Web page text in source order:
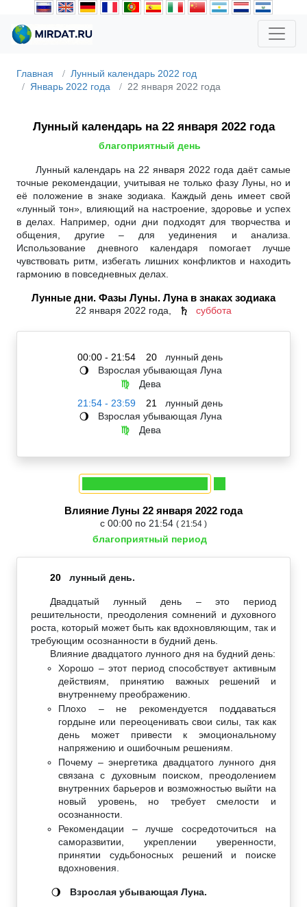
Главная
Лунный календарь 2022 год
Январь 2022 года
22 января 2022 года
Лунный календарь на 22 января 2022 года
благоприятный день
Лунный календарь на 22 января 2022 года даёт самые
точные рекомендации, учитывая не только фазу Луны, но и
её положение в знаке зодиака. Каждый день имеет свой
«лунный тон», влияющий на настроение, здоровье и успех
в делах. Например, одни дни подходят для творчества и
общения, другие – для уединения и анализа.
Использование дневного календаря помогает лучше
чувствовать ритм, избегать лишних конфликтов и находить
гармонию в повседневных делах.
Лунные дни. Фазы Луны. Луна в знаках зодиака
22 января 2022 года, ♄ суббота
00:00 - 21:54 20 лунный день
🌖 Взрослая убывающая Луна
♍
Дева
21:54 - 23:59
21 лунный день
🌖 Взрослая убывающая Луна
♍ Дева
Влияние Луны 22 января 2022 года
с 00:00 по 21:54 ( 21:54 )
благоприятный период
20 лунный день.
Двадцатый лунный день – это период
решительности, преодоления сомнений и духовного
роста, который может быть как вдохновляющим, так и
требующим осознанности в будний день.
Влияние двадцатого лунного дня на будний день:
Хорошо – этот период способствует активным
действиям, принятию важных решений и
внутреннему преображению.
Плохо – не рекомендуется поддаваться
гордыне или переоценивать свои силы, так как
день может привести к эмоциональному
напряжению и ошибочным решениям.
Почему – энергетика двадцатого лунного дня
связана с духовным поиском, преодолением
внутренних барьеров и возможностью выйти на
новый уровень, но требует смелости и
осознанности.
Рекомендации – лучше сосредоточиться на
саморазвитии, укреплении уверенности,
принятии судьбоносных решений и поиске
вдохновения.
🌖 Взрослая убывающая Луна.